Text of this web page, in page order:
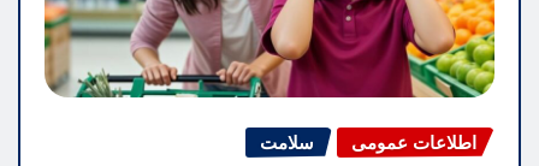
اطلاعات عمومی سلامت